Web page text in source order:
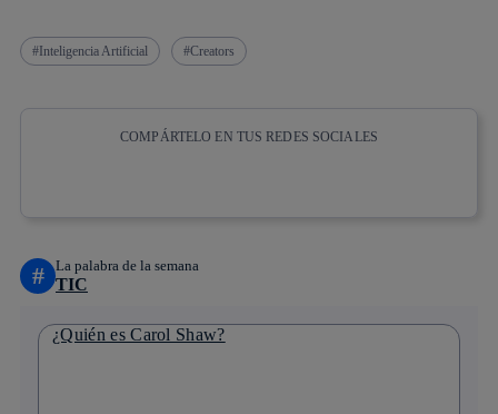
Inteligencia Artificial Creators
COMPÁRTELO EN TUS REDES SOCIALES
# La palabra de la semana
TIC
¿Quién es Carol Shaw?